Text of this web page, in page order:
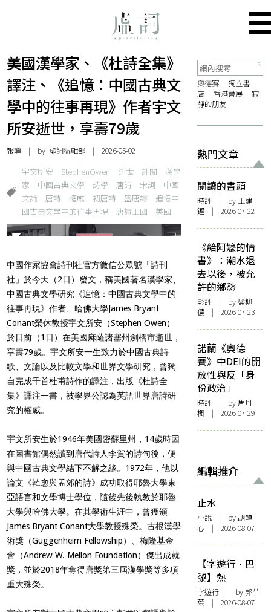
美國漢學家、《杜詩全集》
譯注、《追憶：中國古典文
學中的往事再現》作者宇文
所安逝世，享壽79歲
報導 | by 虛詞編輯部 | 2026-05-02
宇文所安 StephenOwen 逝世 訃聞
漢學
家
中國古典文學 詩學 唐詩 宋詞
中國
文論
唐詩 權威 初唐詩 盛唐詩
追憶中
國古典文學中的往事再現
唐詩王國 美國
中國作家協會詩刊社官方微信公眾號「詩刊
社」於今天（2日）發文，稱美國著名漢學家、
中國古典文學研究《追憶：中國古典文學中的
往事再現》作者、哈佛大學James Bryant
Conant榮休教授宇文所安（Stephen Owen）
於日前（1日）在美國麻薩諸塞州劍橋市逝世，
享壽79歲。宇文所安一生致力於中國古典詩
歌、文論以及比較文學和世界文學研究，曾獨
自完成千首杜甫詩作的譯注，出版《杜詩全
集》譯注一書，被學界公認為英語世界唐詩研
究的權威。
宇文所安生於1946年美國密蘇里州，14歲時因
在圖書館偶然讀到唐代詩人李賀的詩句後，便
與中國古典文學結下不解之緣。1972年，他以
論文《韓愈與孟郊的詩》成功取得耶魯大學東
亞語言和文學博士學位，隨後先後執教於耶魯
大學與哈佛大學。在其學術生涯中，曾獲頒
James Bryant Conant大學教授殊榮。古根漢學
術獎（Guggenheim Fellowship）、梅隆基金
會（Andrew W. Mellon Foundation）傑出成就
獎，並於2018年奪得唐獎第三屆漢學獎等多項
重大殊榮。
奧德賽
獨立書
店
香港書展
寂
靜的朋友
熱門文章
閱讀的盡頭
時評 | by 王建
鏗 | 2026-07-22
《給阿嬤的情
書》：潮水退
去以後，被允
許的鄉愁
影評 | by 盤柳
儂 | 2026-07-23
諾蘭《奧德
賽》中DEI的開
放性與反「身
份政治」
時評 | by周丹
楓 | 2026-07-29
編輯推介
止水
小說 | by 胡韡
心 | 2026-08-07
【字遊行·巴
黎】熱
字遊行 | by 郭芊
葉 | 2026-08-07